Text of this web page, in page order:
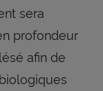
sera
profondeur
afin de